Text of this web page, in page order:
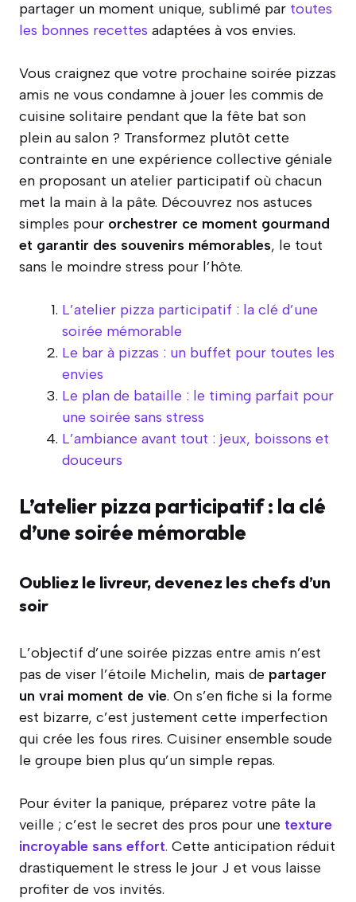
partager un moment unique, sublimé par toutes
les bonnes recettes adaptées à vos envies.
Vous craignez que votre prochaine soirée pizzas
amis ne vous condamne à jouer les commis de
cuisine solitaire pendant que la fête bat son
plein au salon ? Transformez plutôt cette
contrainte en une expérience collective géniale
en proposant un atelier participatif où chacun
met la main à la pâte. Découvrez nos astuces
simples pour orchestrer ce moment gourmand
et garantir des souvenirs mémorables, le tout
sans le moindre stress pour l’hôte.
L’atelier pizza participatif : la clé d’une
soirée mémorable
Le bar à pizzas : un buffet pour toutes les
envies
Le plan de bataille : le timing parfait pour
une soirée sans stress
L’ambiance avant tout : jeux, boissons et
douceurs
L’atelier pizza participatif : la clé
d’une soirée mémorable
Oubliez le livreur, devenez les chefs d’un
soir
L’objectif d’une soirée pizzas entre amis n’est
pas de viser l’étoile Michelin, mais de partager
un vrai moment de vie. On s’en fiche si la forme
est bizarre, c’est justement cette imperfection
qui crée les fous rires. Cuisiner ensemble soude
le groupe bien plus qu’un simple repas.
Pour éviter la panique, préparez votre pâte la
veille ; c’est le secret des pros pour une texture
incroyable sans effort. Cette anticipation réduit
drastiquement le stress le jour J et vous laisse
profiter de vos invités.